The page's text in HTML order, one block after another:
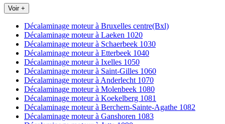
Voir +
Décalaminage moteur à Bruxelles centre(Bxl)
Décalaminage moteur à Laeken 1020
Décalaminage moteur à Schaerbeek 1030
Décalaminage moteur à Etterbeek 1040
Décalaminage moteur à Ixelles 1050
Décalaminage moteur à Saint-Gilles 1060
Décalaminage moteur à Anderlecht 1070
Décalaminage moteur à Molenbeek 1080
Décalaminage moteur à Koekelberg 1081
Décalaminage moteur à Berchem-Sainte-Agathe 1082
Décalaminage moteur à Ganshoren 1083